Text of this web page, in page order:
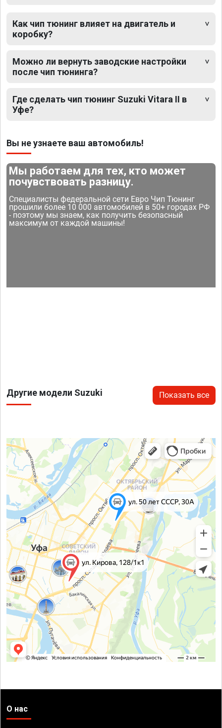
Как чип тюнинг влияет на двигатель и
коробку?
Можно ли вернуть заводские настройки
после чип тюнинга?
Где сделать чип тюнинг Suzuki Vitara II в
Уфе?
Вы не узнаете ваш автомобиль!
Мы работаем для тех, кто может
почувствовать разницу.
Специалисты федеральной сети Евро Чип Тюнинг
прошили более 10 000 автомобилей в 50+ городах РФ
- поэтому мы знаем, как получить безопасный
максимум от каждой машины!
Другие модели Suzuki Показать все
О нас